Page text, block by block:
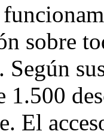
sobre
1.500
El